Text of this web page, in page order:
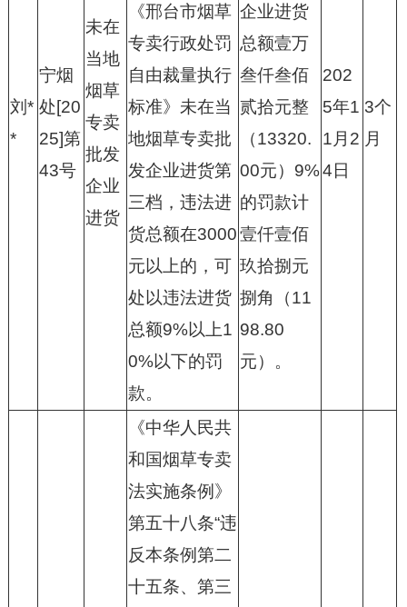
刘*
*
宁烟
处[20
25]第
43号
未在
当地
烟草
专卖
批发
企业
进货
《邢台市烟草
专卖行政处罚
自由裁量执行
标准》未在当
地烟草专卖批
发企业进货第
三档，违法进
货总额在3000
元以上的，可
处以违法进货
总额9%以上1
0%以下的罚
款。
企业进货
总额壹万
叁仟叁佰
贰拾元整
（13320.
00元）9%
的罚款计
壹仟壹佰
玖拾捌元
捌角（11
98.80
元）。
202
5年1
1月2
4日
3个
月
《中华人民共
和国烟草专卖
法实施条例》
第五十八条“违
反本条例第二
十五条、第三